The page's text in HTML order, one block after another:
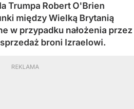
Trumpa Robert O'Brien
między Wielką Brytanią
w przypadku nałożenia przez
broni Izraelowi.